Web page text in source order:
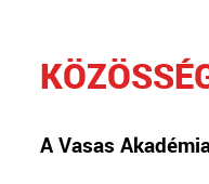
A Vasas